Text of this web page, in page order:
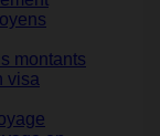
montants
visa